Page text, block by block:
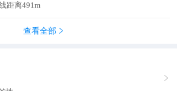
距离491m
查看全部 
